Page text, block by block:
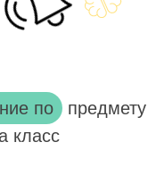
по предмету
класс